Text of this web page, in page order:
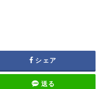
シェア
送る